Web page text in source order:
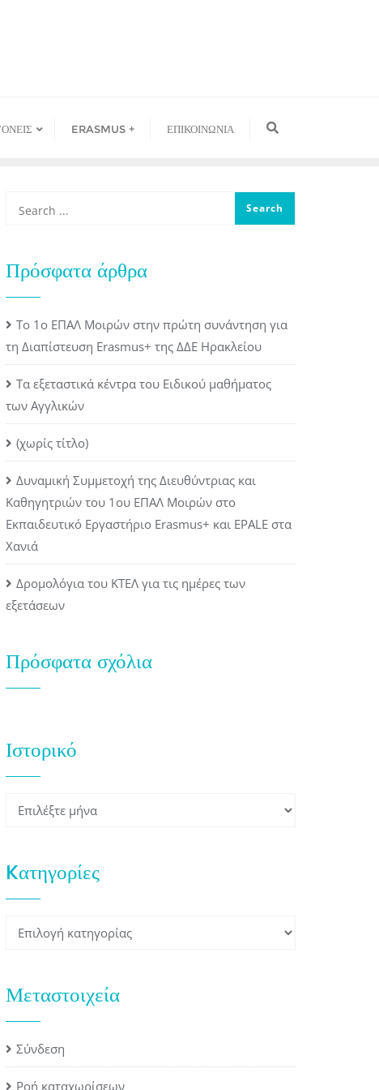
ERASMUS + ΕΠΙΚΟΙΝΩΝΙΑ
Πρόσφατα άρθρα
Το 1ο ΕΠΑΛ Μοιρών στην πρώτη συνάντηση για
τη Διαπίστευση Erasmus+ της ΔΔΕ Ηρακλείου
Τα εξεταστικά κέντρα του Ειδικού μαθήματος
των Αγγλικών
(χωρίς τίτλο)
Δυναμική Συμμετοχή της Διευθύντριας και
Καθηγητριών του 1ου ΕΠΑΛ Μοιρών στο
Εκπαιδευτικό Εργαστήριο Erasmus+ και EPALE στα
Χανιά
Δρομολόγια του ΚΤΕΛ για τις ημέρες των
εξετάσεων
Πρόσφατα σχόλια
Ιστορικό
Ιστορικό
Kατηγορίες
Kατηγορίες
Μεταστοιχεία
Σύνδεση
Ροή καταχωρίσεων